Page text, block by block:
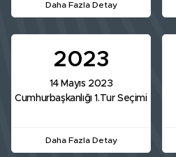
Daha Fazla Detay
2023
14 Mayıs 2023
Cumhurbaşkanlığı 1.Tur Seçimi
Daha Fazla Detay